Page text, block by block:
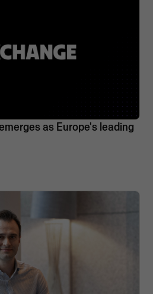
as Europe's leading